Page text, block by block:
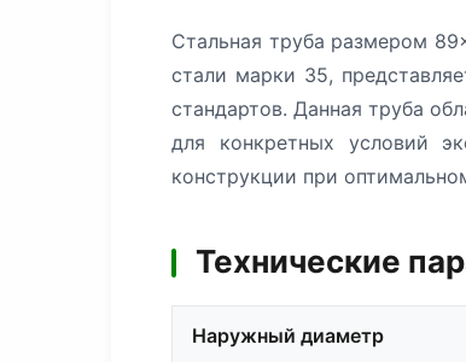
Стальная труба размером
стали марки 35,
стандартов. Данная труба
для конкретных условий
конструкции при
Технические
Наружный диаметр